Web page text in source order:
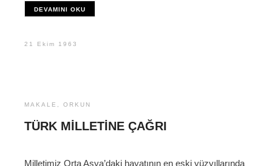
DEVAMINI OKU
21 Ekim 1963
MAKALE , ORKUN
TÜRK MILLETINE ÇAĞRI
Milletimiz Orta Asya’daki hayatının en eski yüzyıllarında